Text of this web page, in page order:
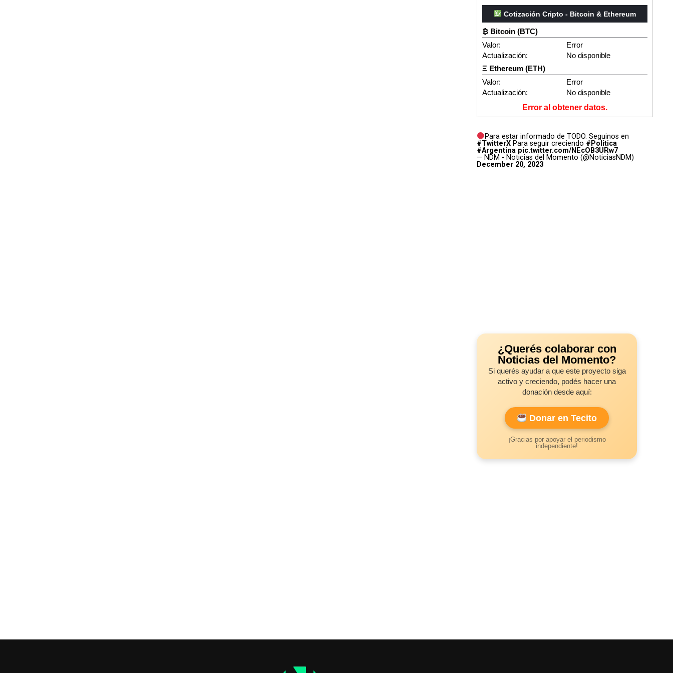
Cotización Cripto - Bitcoin & Ethereum
₿ Bitcoin (BTC)
Valor:
Error
Actualización:
No disponible
Ξ Ethereum (ETH)
Valor:
Error
Actualización:
No disponible
Error al obtener datos.
Para estar informado de TODO. Seguinos en
#TwitterX Para seguir creciendo #Politica
#Argentina pic.twitter.com/NEcOB3URw7
— NDM - Noticias del Momento (@NoticiasNDM)
December 20, 2023
¿Querés colaborar con
Noticias del Momento?
Si querés ayudar a que este proyecto siga
activo y creciendo, podés hacer una
donación desde aquí:
Donar en Tecito
¡Gracias por apoyar el periodismo
independiente!